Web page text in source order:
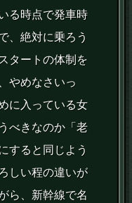
る時点で発車時
、絶対に乗ろう
タートの体制を
やめなさいっ
に入っている女
べきなのか「老
すると同じよう
しい程の違いが
ら、新幹線で名